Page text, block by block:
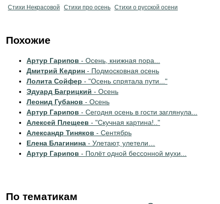
Стихи Некрасовой
Стихи про осень Стихи о русской осени
Похожие
Артур Гарипов - Осень, книжная пора...
Дмитрий Кедрин - Подмосковная осень
Лолита Сойфер - "Осень спрятала пути..."
Эдуард Багрицкий - Осень
Леонид Губанов - Осень
Артур Гарипов - Сегодня осень в гости заглянула...
Алексей Плещеев - "Скучная картина!.."
Александр Тиняков - Сентябрь
Елена Благинина - Улетают, улетели…
Артур Гарипов - Полёт одной бессонной мухи...
По тематикам